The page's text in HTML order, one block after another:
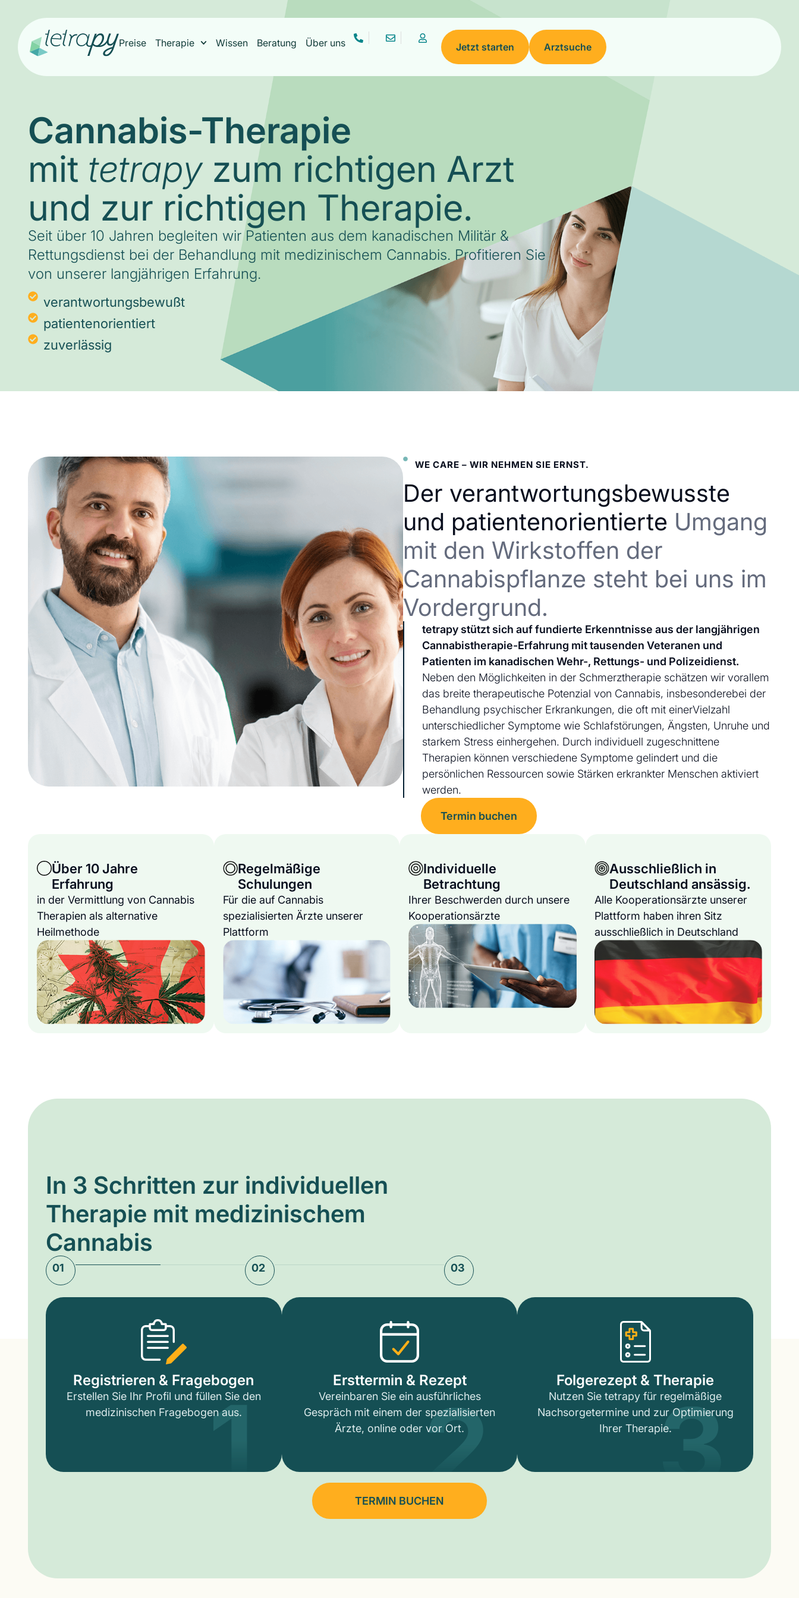
Preise Therapie Wissen Beratung Über uns Jetzt starten Arztsuche
Cannabis-Therapie
mit tetrapyzum richtigen Arzt
und zur richtigen Therapie.
Seit über 10 Jahren begleiten wir Patienten aus dem kanadischen Militär &
Rettungsdienst bei der Behandlung mit medizinischem Cannabis. Profitieren Sie
von unserer langjährigen Erfahrung.
verantwortungsbewußt
patientenorientiert
zuverlässig
WE CARE – WIR NEHMEN SIE ERNST.
Der verantwortungsbewusste
und patientenorientierte Umgang
mit den Wirkstoffen der
Cannabispflanze steht bei uns im
Vordergrund.
tetrapy stützt sich auf fundierte Erkenntnisse aus der langjährigen
Cannabistherapie-Erfahrung mit tausenden Veteranen und
Patienten im kanadischen Wehr-, Rettungs- und Polizeidienst.
Neben den Möglichkeiten in der Schmerztherapie schätzen wir vorallem
das breite therapeutische Potenzial von Cannabis, insbesonderebei der
Behandlung psychischer Erkrankungen, die oft mit einerVielzahl
unterschiedlicher Symptome wie Schlafstörungen, Ängsten, Unruhe und
starkem Stress einhergehen. Durch individuell zugeschnittene
Therapien können verschiedene Symptome gelindert und die
persönlichen Ressourcen sowie Stärken erkrankter Menschen aktiviert
werden.
Termin buchen
Über 10 Jahre
Erfahrung
in der Vermittlung von Cannabis
Therapien als alternative
Heilmethode
Regelmäßige
Schulungen
Für die auf Cannabis
spezialisierten Ärzte unserer
Plattform
Individuelle
Betrachtung
Ihrer Beschwerden durch unsere
Kooperationsärzte
Ausschließlich in
Deutschland ansässig.
Alle Kooperationsärzte unserer
Plattform haben ihren Sitz
ausschließlich in Deutschland
In 3 Schritten zur individuellen
Therapie mit medizinischem
Cannabis
01 02 03
Registrieren & Fragebogen
Erstellen Sie Ihr Profil und füllen Sie den
medizinischen Fragebogen aus.
1 Ersttermin & Rezept
Vereinbaren Sie ein ausführliches
Gespräch mit einem der spezialisierten
Ärzte, online oder vor Ort.
2 Folgerezept & Therapie
Nutzen Sie tetrapy für regelmäßige
Nachsorgetermine und zur Optimierung
Ihrer Therapie.3
TERMIN BUCHEN